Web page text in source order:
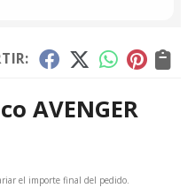
AVENGER
el importe final del pedido.